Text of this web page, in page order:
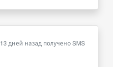
13 дней назад получено SMS